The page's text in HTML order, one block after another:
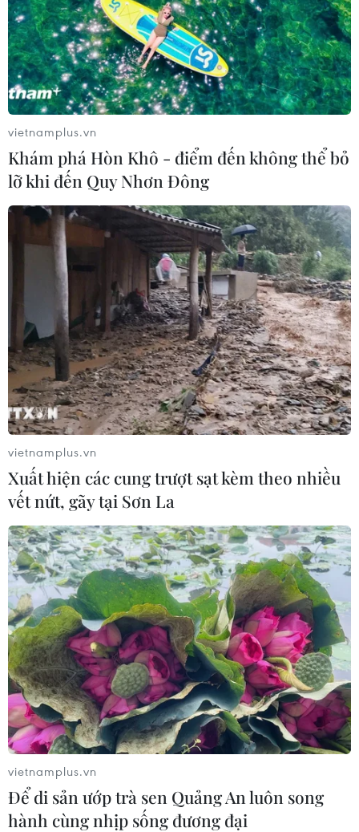
vietnamplus.vn
Khám phá Hòn Khô - điểm đến không thể bỏ
lỡ khi đến Quy Nhơn Đông
vietnamplus.vn
Xuất hiện các cung trượt sạt kèm theo nhiều
vết nứt, gãy tại Sơn La
vietnamplus.vn
Để di sản ướp trà sen Quảng An luôn song
hành cùng nhịp sống đương đại